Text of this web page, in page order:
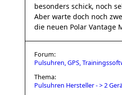
besonders schick, noch
Aber warte doch noch
die neuen Polar Vantage
Forum:
Pulsuhren, GPS,
Thema:
Pulsuhren Hersteller - > 2